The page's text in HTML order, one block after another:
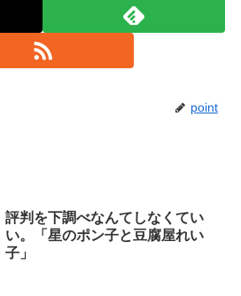
point
評判を下調べなんてしなくてい
い。「星のポン子と豆腐屋れい
子」